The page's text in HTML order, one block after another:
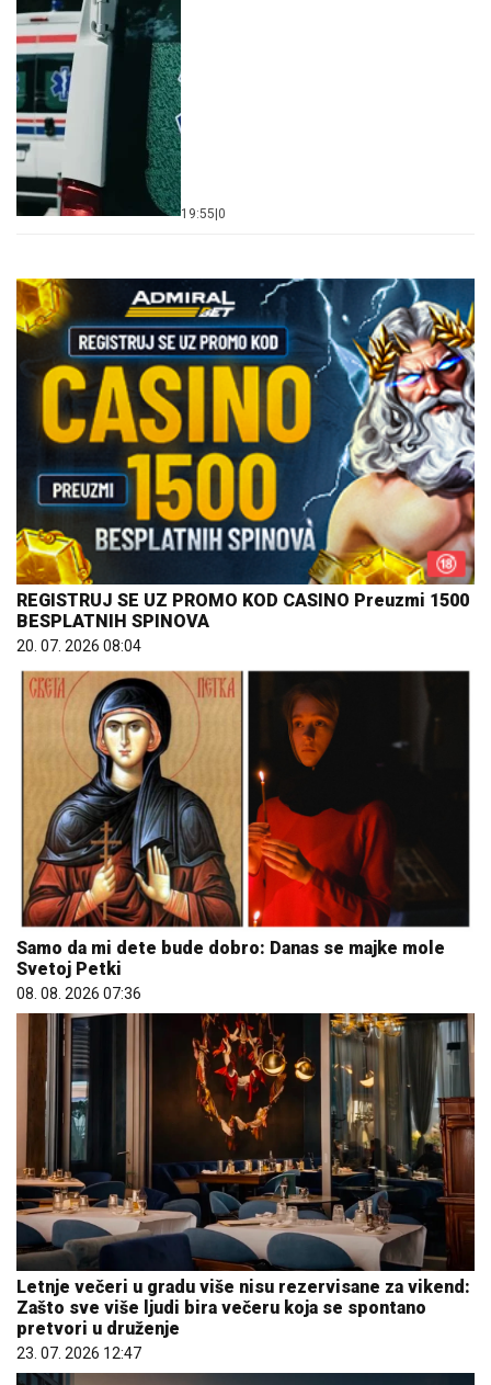
19:55 0
REGISTRUJ SE UZ PROMO KOD CASINO Preuzmi 1500
BESPLATNIH SPINOVA
20. 07. 2026 08:04
Samo da mi dete bude dobro: Danas se majke mole
Svetoj Petki
08. 08. 2026 07:36
Letnje večeri u gradu više nisu rezervisane za vikend:
Zašto sve više ljudi bira večeru koja se spontano
pretvori u druženje
23. 07. 2026 12:47